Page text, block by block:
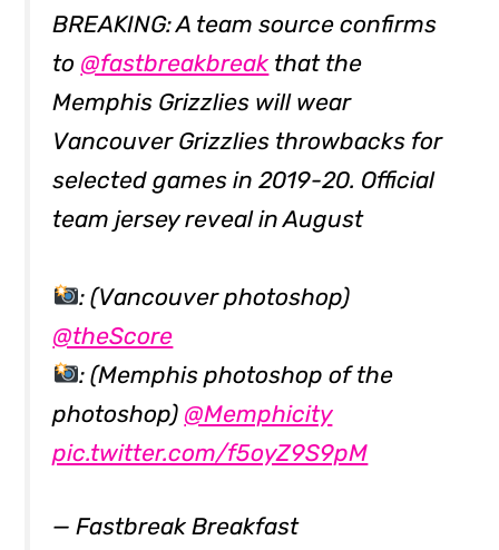
BREAKING: A team source confirms
to @fastbreakbreak that the
Memphis Grizzlies will wear
Vancouver Grizzlies throwbacks for
selected games in 2019-20. Official
team jersey reveal in August
: (Vancouver photoshop)
@theScore
: (Memphis photoshop of the
photoshop) @Memphicity
pic.twitter.com/f5oyZ9S9pM
— Fastbreak Breakfast